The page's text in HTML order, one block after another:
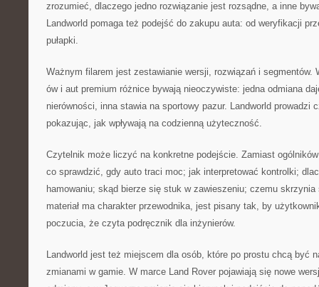
zrozumieć, dlaczego jedno rozwiązanie jest rozsądne, a inne
Landworld pomaga też podejść do zakupu auta: od weryfikacji
pułapki.
Ważnym filarem jest zestawianie wersji, rozwiązań i segmentów.
ów i aut premium różnice bywają nieoczywiste: jedna odmiana
nierówności, inna stawia na sportowy pazur. Landworld prowadzi
pokazując, jak wpływają na codzienną użyteczność.
Czytelnik może liczyć na konkretne podejście. Zamiast
co sprawdzić, gdy auto traci moc; jak interpretować kontrolki;
hamowaniu; skąd bierze się stuk w zawieszeniu; czemu
materiał ma charakter przewodnika, jest pisany tak, by
poczucia, że czyta podręcznik dla inżynierów.
Landworld jest też miejscem dla osób, które po prostu chcą być
zmianami w gamie. W marce Land Rover pojawiają się nowe